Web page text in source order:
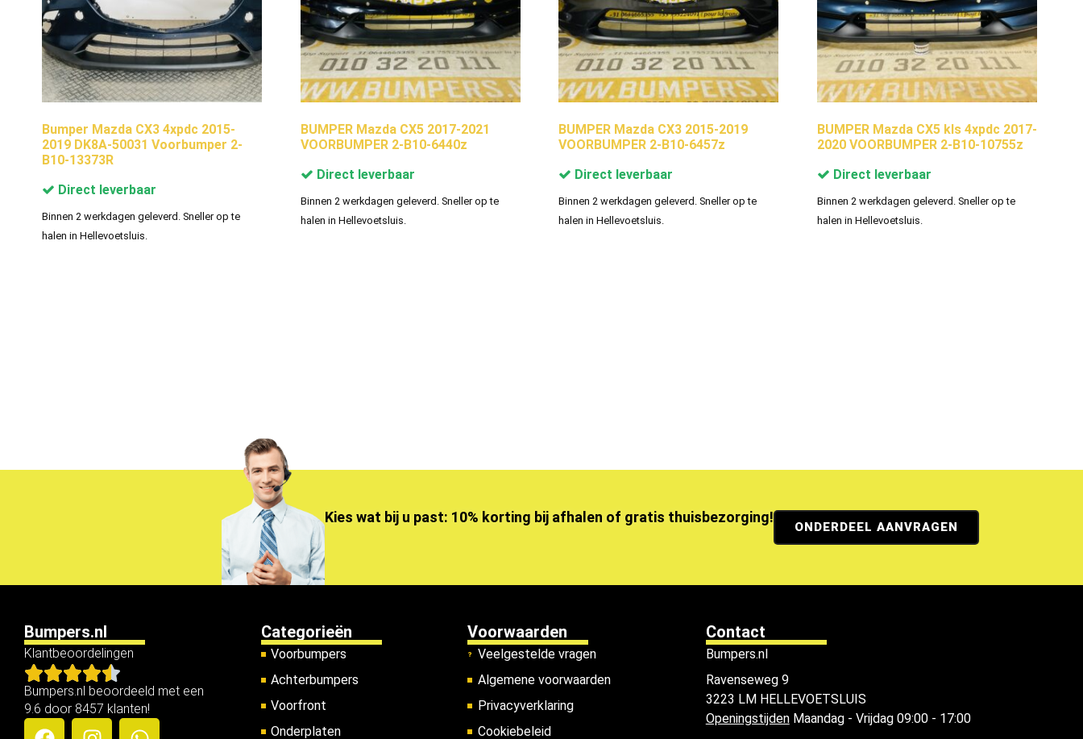
Bumper Mazda CX3 4xpdc 2015-
2019 DK8A-50031 Voorbumper 2-
B10-13373R
Direct leverbaar
Binnen 2 werkdagen geleverd. Sneller op te
halen in Hellevoetsluis.
BUMPER Mazda CX5 2017-2021
VOORBUMPER 2-B10-6440z
Direct leverbaar
Binnen 2 werkdagen geleverd. Sneller op te
halen in Hellevoetsluis.
BUMPER Mazda CX3 2015-2019
VOORBUMPER 2-B10-6457z
Direct leverbaar
Binnen 2 werkdagen geleverd. Sneller op te
halen in Hellevoetsluis.
BUMPER Mazda CX5 kls 4xpdc 2017-
2020 VOORBUMPER 2-B10-10755z
Direct leverbaar
Binnen 2 werkdagen geleverd. Sneller op te
halen in Hellevoetsluis.
Kies wat bij u past: 10% korting bij afhalen of gratis thuisbezorging!
ONDERDEEL AANVRAGEN
Bumpers.nl
Klantbeoordelingen
Bumpers.nl beoordeeld met een
9.6 door 8457 klanten!
Categorieën
Voorbumpers
Achterbumpers
Voorfront
Onderplaten
Voorwaarden
Veelgestelde vragen
Algemene voorwaarden
Privacyverklaring
Cookiebeleid
Contact
Bumpers.nl
Ravenseweg 9
3223 LM HELLEVOETSLUIS
OpeningstijdenMaandag - Vrijdag 09:00 - 17:00